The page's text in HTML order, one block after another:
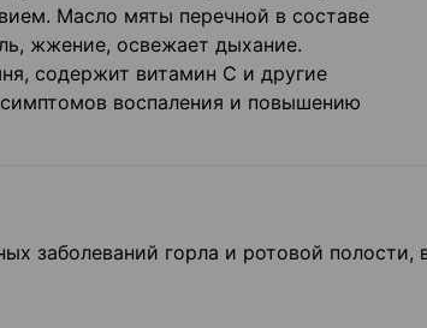
Масло мяты перечной в составе
жжение, освежает дыхание.
содержит витамин С и другие
воспаления и повышению
заболеваний горла и ротовой полости,